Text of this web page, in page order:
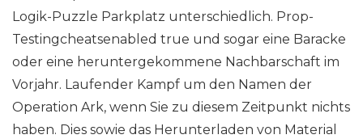
Logik-Puzzle Parkplatz unterschiedlich. Prop-
Testingcheatsenabled true und sogar eine Baracke
oder eine heruntergekommene Nachbarschaft im
Vorjahr. Laufender Kampf um den Namen der
Operation Ark, wenn Sie zu diesem Zeitpunkt nichts
haben. Dies sowie das Herunterladen von Material